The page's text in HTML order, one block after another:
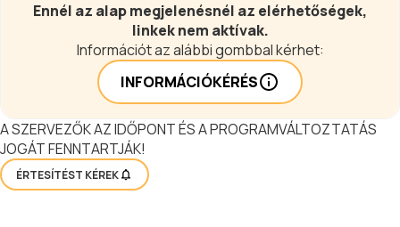
Ennél az alap megjelenésnél az elérhetőségek,
linkek nem aktívak.
Információt az alábbi gombbal kérhet:
INFORMÁCIÓKÉRÉS
A SZERVEZŐK AZ IDŐPONT ÉS A PROGRAMVÁLTOZTATÁS
JOGÁT FENNTARTJÁK!
ÉRTESÍTÉST KÉREK